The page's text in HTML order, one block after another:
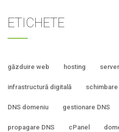
ETICHETE
găzduire web hosting
infrastructură digitală
DNS domeniu gestionare DNS
propagare DNS cPanel